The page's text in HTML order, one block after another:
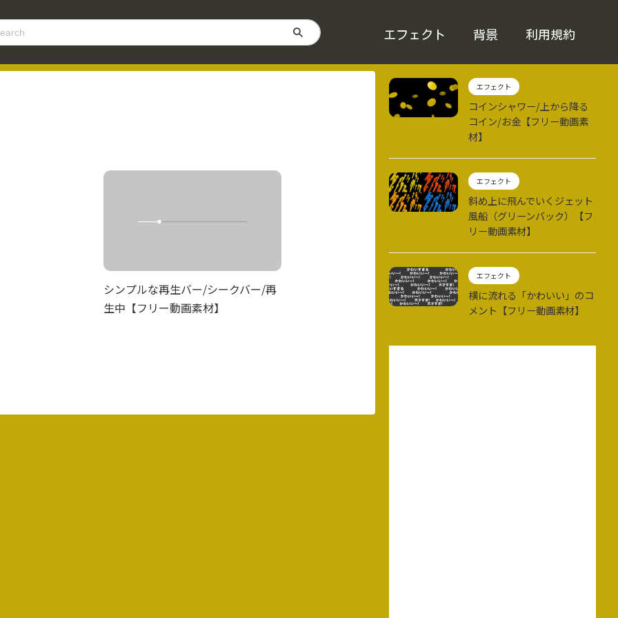
エフェクト 背景 利用規約
シンプルな再生バー/シークバー/再
生中【フリー動画素材】
エフェクト
コインシャワー/上から降る
コイン/お金【フリー動画素
材】
エフェクト
斜め上に飛んでいくジェット
風船（グリーンバック）【フ
リー動画素材】
エフェクト
横に流れる「かわいい」のコ
メント【フリー動画素材】